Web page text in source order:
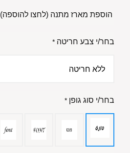
הוספת מארז מתנה (לחצו להוספה)
בחר/י צבע חריטה *
בחר/י סוג גופן *